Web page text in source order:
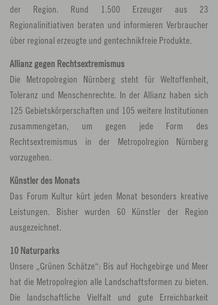
der Region. Rund 1.500 Erzeuger aus 23
Regionalinitiativen beraten und informieren Verbraucher
über regional erzeugte und gentechnikfreie Produkte.
Allianz gegen Rechtsextremismus
Die Metropolregion Nürnberg steht für Weltoffenheit,
Toleranz und Menschenrechte. In der Allianz haben sich
125 Gebietskörperschaften und 105 weitere Institutionen
zusammengetan, um gegen jede Form des
Rechtsextremismus in der Metropolregion Nürnberg
vorzugehen.
Künstler des Monats
Das Forum Kultur kürt jeden Monat besonders kreative
Leistungen. Bisher wurden 60 Künstler der Region
ausgezeichnet.
10 Naturparks
Unsere „Grünen Schätze“: Bis auf Hochgebirge und Meer
hat die Metropolregion alle Landschaftsformen zu bieten.
Die landschaftliche Vielfalt und gute Erreichbarkeit